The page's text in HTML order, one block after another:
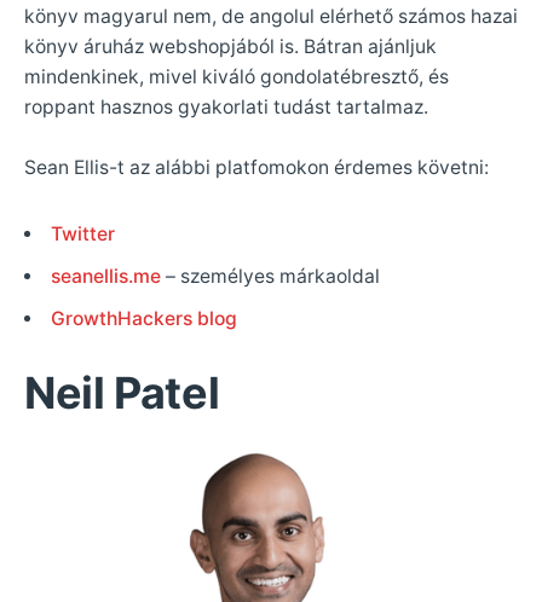
könyv magyarul nem, de angolul elérhető számos hazai
könyv áruház webshopjából is. Bátran ajánljuk
mindenkinek, mivel kiváló gondolatébresztő, és
roppant hasznos gyakorlati tudást tartalmaz.
Sean Ellis-t az alábbi platfomokon érdemes követni:
Twitter
seanellis.me– személyes márkaoldal
GrowthHackers blog
Neil Patel